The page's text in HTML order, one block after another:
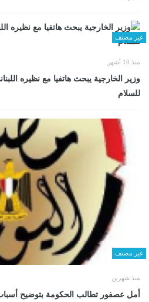
غير مصنف
منذ 10 أشهر
وزير الخارجية يبحث هاتفيا مع نظيره
للسلام
غير مصنف
منذ شهرين
أمل عصفور تطالب الحكومة بتوضيح